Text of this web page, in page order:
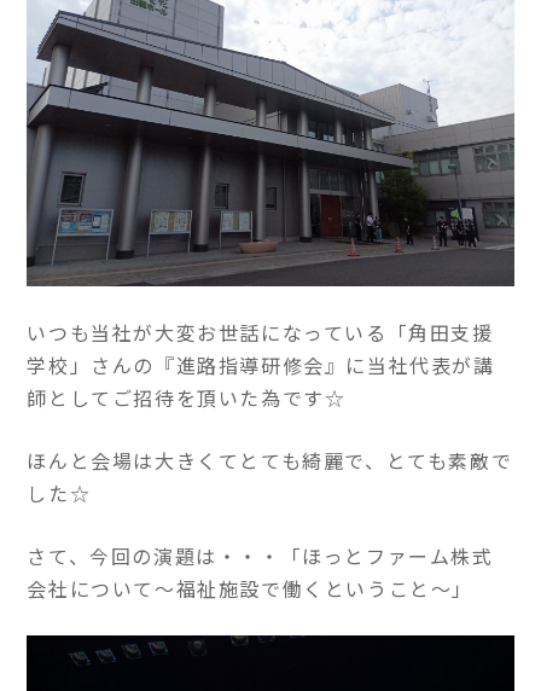
いつも当社が大変お世話になっている「角田支援
学校」さんの『進路指導研修会』に当社代表が講
師としてご招待を頂いた為です☆
ほんと会場は大きくてとても綺麗で、とても素敵で
した☆
さて、今回の演題は・・・「ほっとファーム株式
会社について～福祉施設で働くということ～」